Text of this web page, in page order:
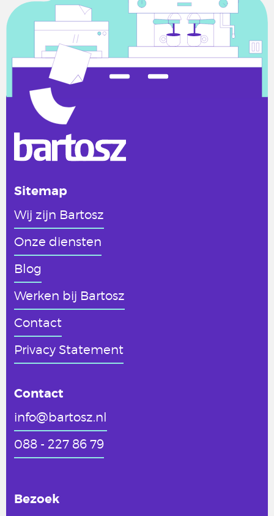
Sitemap
Wij zijn Bartosz
Onze diensten
Blog
Werken bij Bartosz
Contact
Privacy Statement
Contact
info@bartosz.nl
088 - 227 86 79
Bezoek